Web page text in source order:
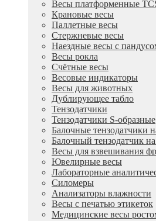
Весы платформенные
Крановые весы
Паллетные весы
Стержневые весы
Наездные весы с
Весы рокла
Счётные весы
Весовые индикаторы
Весы для животных
Дублирующее табло
Тензодатчики
Тензодатчики S-образные
Балочные тензодатчики
Балочный тензодатчик
Весы для взвешивания
Ювелирные весы
Лабораторные
Силомеры
Анализаторы влажности
Весы с печатью этикеток
Медицинские весы